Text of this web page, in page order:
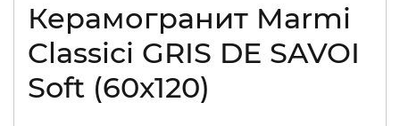
Керамогранит Marmi
Classici GRIS DE SAVOI
Soft (60х120)